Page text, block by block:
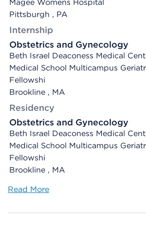
Magee Womens Hospital
Pittsburgh , PA
Internship
Obstetrics and Gynecology
Beth Israel Deaconess Medical
Medical School Multicampus
Fellowshi
Brookline , MA
Residency
Obstetrics and Gynecology
Beth Israel Deaconess Medical
Medical School Multicampus
Fellowshi
Brookline , MA
Read More